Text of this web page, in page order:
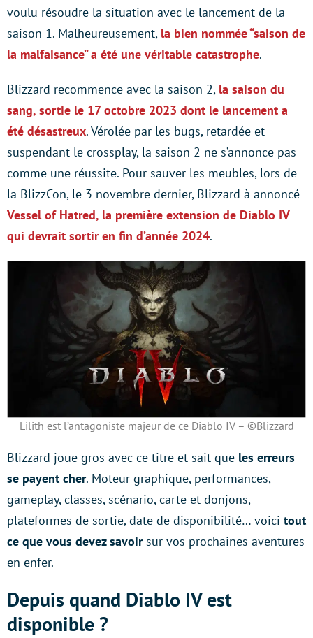
voulu résoudre la situation avec le lancement de la
saison 1. Malheureusement, la bien nommée “saison de
la malfaisance” a été une véritable catastrophe.
Blizzard recommence avec la saison 2, la saison du
sang, sortie le 17 octobre 2023 dont le lancement a
été désastreux. Vérolée par les bugs, retardée et
suspendant le crossplay, la saison 2 ne s’annonce pas
comme une réussite. Pour sauver les meubles, lors de
la BlizzCon, le 3 novembre dernier, Blizzard à annoncé
Vessel of Hatred, la première extension de Diablo IV
qui devrait sortir en fin d’année 2024.
Lilith est l’antagoniste majeur de ce Diablo IV – ©Blizzard
Blizzard joue gros avec ce titre et sait que les erreurs
se payent cher. Moteur graphique, performances,
gameplay, classes, scénario, carte et donjons,
plateformes de sortie, date de disponibilité… voici tout
ce que vous devez savoirsur vos prochaines aventures
en enfer.
Depuis quand Diablo IV est
disponible ?